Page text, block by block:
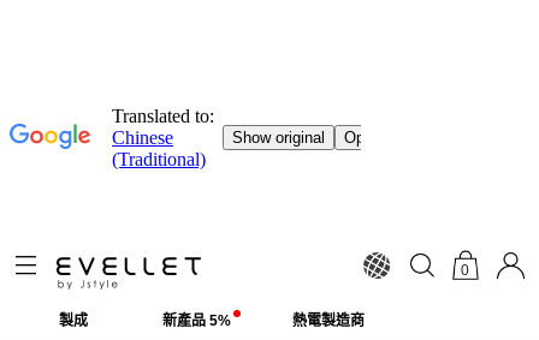
0
製成 新產品 5% 熱電製造商